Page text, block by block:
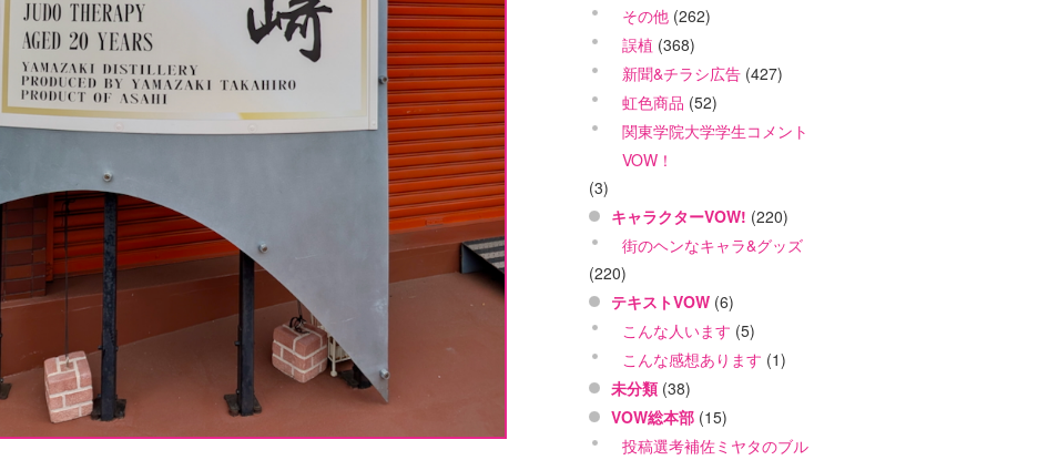
その他 (262)
誤植 (368)
新聞&チラシ広告 (427)
虹色商品 (52)
関東学院大学学生コメント
VOW！
(3)
キャラクターVOW! (220)
街のヘンなキャラ&グッズ
(220)
テキストVOW (6)
こんな人います (5)
こんな感想あります (1)
未分類 (38)
VOW総本部 (15)
投稿選考補佐ミヤタのブル